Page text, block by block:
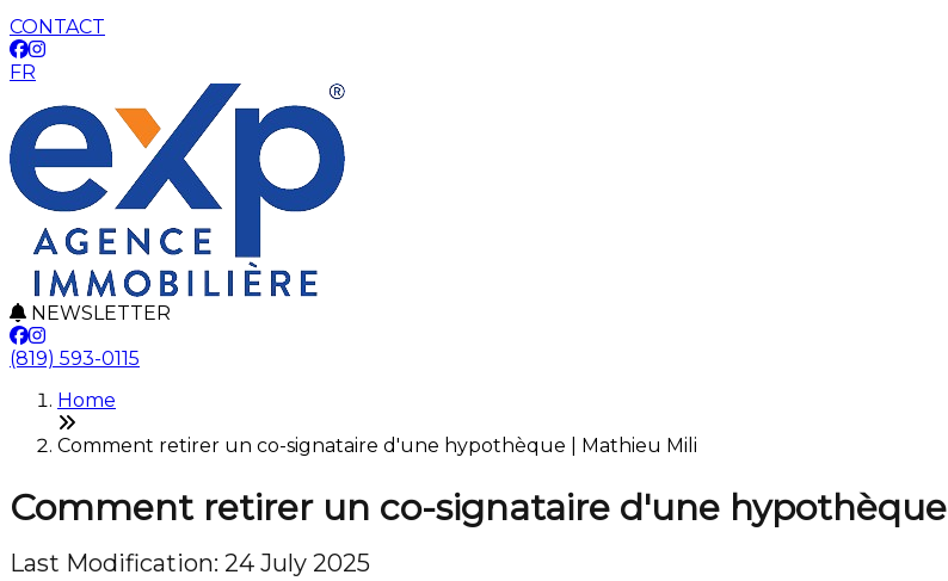
CONTACT
FR
NEWSLETTER
(819) 593-0115
Home
Comment retirer un co-signataire d'une hypothèque | Mathieu Mili
Comment retirer un co-signataire d'une hypothèque
Last Modification: 24 July 2025